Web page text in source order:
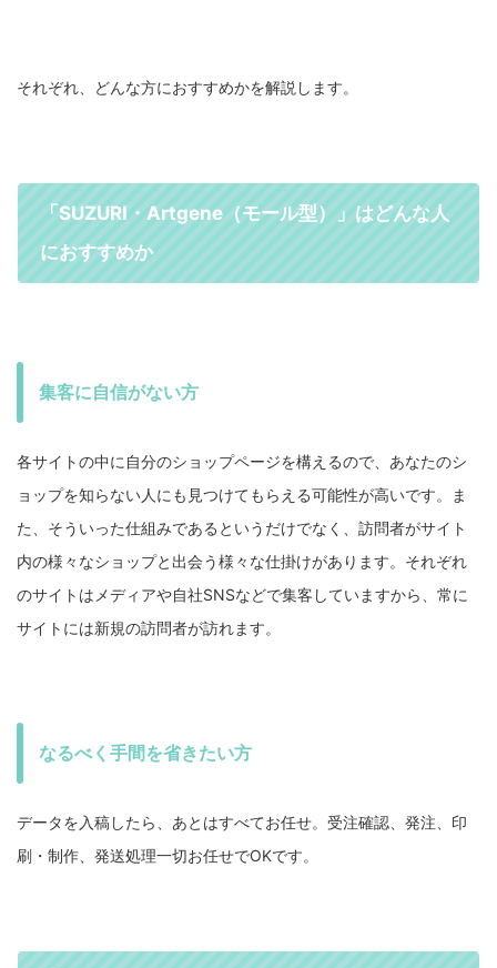
それぞれ、どんな方におすすめかを解説します。
「SUZURI・Artgene（モール型）」はどんな人
におすすめか
集客に自信がない方
各サイトの中に自分のショップページを構えるので、あなたのシ
ョップを知らない人にも見つけてもらえる可能性が高いです。ま
た、そういった仕組みであるというだけでなく、訪問者がサイト
内の様々なショップと出会う様々な仕掛けがあります。それぞれ
のサイトはメディアや自社SNSなどで集客していますから、常に
サイトには新規の訪問者が訪れます。
なるべく手間を省きたい方
データを入稿したら、あとはすべてお任せ。受注確認、発注、印
刷・制作、発送処理一切お任せでOKです。